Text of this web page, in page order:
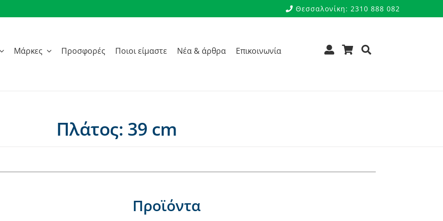
Θεσσαλονίκη: 2310 888 082
Μάρκες Προσφορές Ποιοι είμαστε Νέα & άρθρα Επικοινωνία
Πλάτος: 39 cm
Προϊόντα